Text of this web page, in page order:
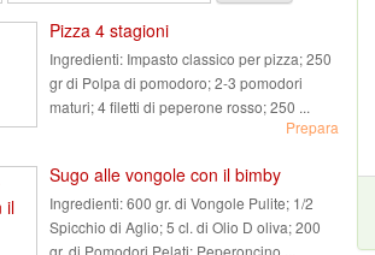
Pizza 4 stagioni
Ingredienti: Impasto classico per pizza; 250
gr di Polpa di pomodoro; 2-3 pomodori
maturi; 4 filetti di peperone rosso; 250 ...
Prepara
Sugo alle vongole con il bimby
Ingredienti:600 gr. di Vongole Pulite; 1/2
Spicchio di Aglio; 5 cl. di Olio D oliva; 200
gr. di Pomodori Pelati; Peperoncino ...